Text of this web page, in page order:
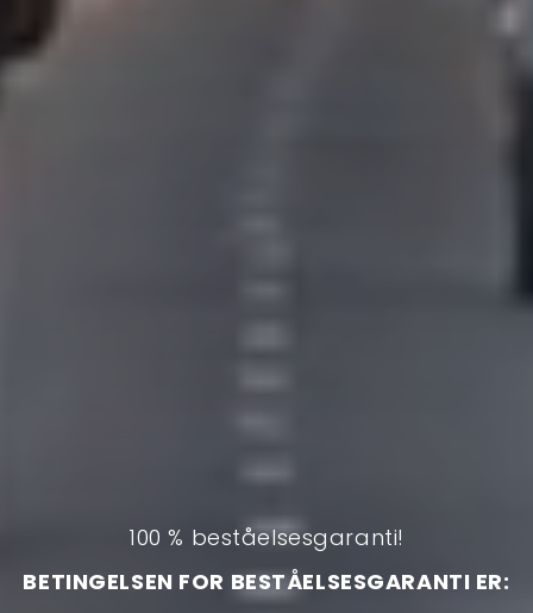
100 % beståelsesgaranti!
BETINGELSEN FOR BESTÅELSESGARANTI ER: